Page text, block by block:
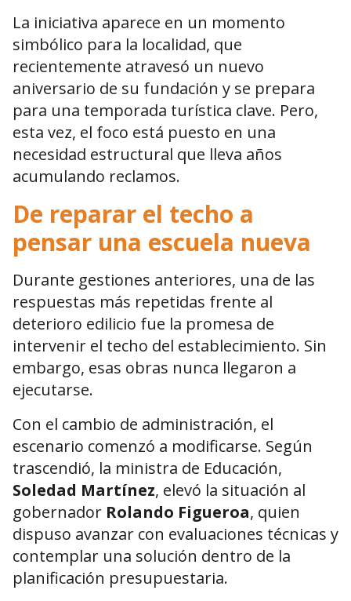
La iniciativa aparece en un momento
simbólico para la localidad, que
recientemente atravesó un nuevo
aniversario de su fundación y se prepara
para una temporada turística clave. Pero,
esta vez, el foco está puesto en una
necesidad estructural que lleva años
acumulando reclamos.
De reparar el techo a
pensar una escuela nueva
Durante gestiones anteriores, una de las
respuestas más repetidas frente al
deterioro edilicio fue la promesa de
intervenir el techo del establecimiento. Sin
embargo, esas obras nunca llegaron a
ejecutarse.
Con el cambio de administración, el
escenario comenzó a modificarse. Según
trascendió, la ministra de Educación,
Soledad Martínez, elevó la situación al
gobernador Rolando Figueroa, quien
dispuso avanzar con evaluaciones técnicas y
contemplar una solución dentro de la
planificación presupuestaria.